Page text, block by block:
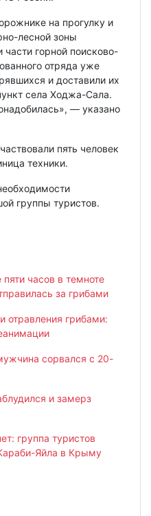
на прогулку и
лесной зоны
части горной поисково-
отряда уже
и доставили их
села Ходжа-Сала.
— указано
пять человек
техники.
группы туристов.
часов в темноте
за грибами
отравления грибами:
сорвался с 20-
и замерз
группа туристов
Яйла в Крыму